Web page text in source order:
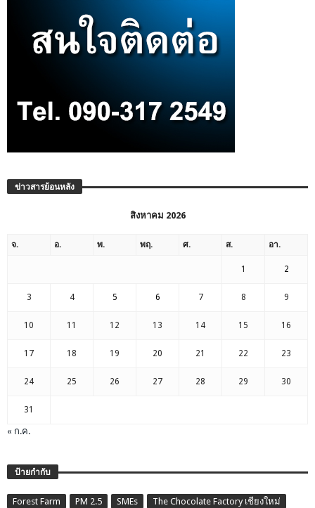
ข่าวสารย้อนหลัง
สิงหาคม 2026
จ. อ. พ. พฤ. ศ. ส. อา.
1 2
3 4 5 6 7 8 9
10 11 12 13 14 15 16
17 18 19 20 21 22 23
24 25 26 27 28 29 30
31
« ก.ค.
ป้ายกำกับ
Forest Farm PM 2.5 SMEs
The Chocolate Factory เชียงใหม่